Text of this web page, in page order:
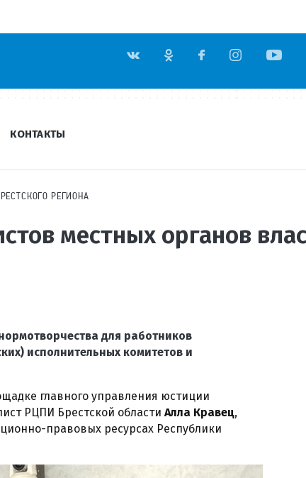
КОНТАКТЫ
РЕГИОНА
местных органов
для работников
исполнительных комитетов и
главного управления юстиции
РЦПИ Брестской области Алла Кравец,
правовых ресурсах Республики